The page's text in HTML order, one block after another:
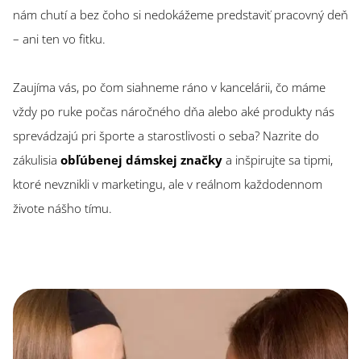
nám chutí a bez čoho si nedokážeme predstaviť pracovný deň
– ani ten vo fitku.
Zaujíma vás, po čom siahneme ráno v kancelárii, čo máme
vždy po ruke počas náročného dňa alebo aké produkty nás
sprevádzajú pri športe a starostlivosti o seba? Nazrite do
zákulisia obľúbenej dámskej značky a inšpirujte sa tipmi,
ktoré nevznikli v marketingu, ale v reálnom každodennom
živote nášho tímu.